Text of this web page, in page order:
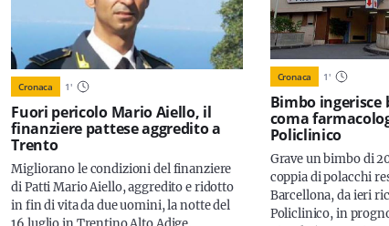
Cronaca 1'
Fuori pericolo Mario Aiello, il
finanziere pattese aggredito a
Trento
Migliorano le condizioni del finanziere
di Patti Mario Aiello, aggredito e ridotto
in fin di vita da due uomini, la notte del
Cronaca 1'
Bimbo ingerisce
coma
Policlinico
Grave un bimbo di
coppia di polacchi
Barcellona, da ieri
Policlinico, in